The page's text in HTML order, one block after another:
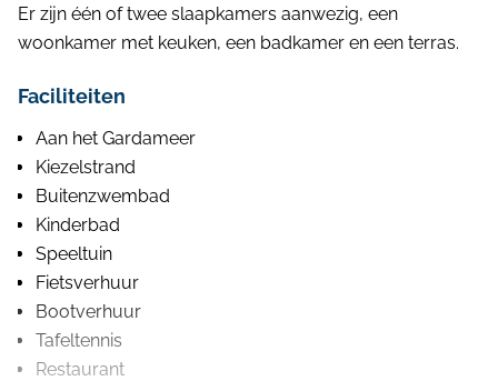
Er zijn één of twee slaapkamers aanwezig, een
woonkamer met keuken, een badkamer en een terras.
Faciliteiten
Aan het Gardameer
Kiezelstrand
Buitenzwembad
Kinderbad
Speeltuin
Fietsverhuur
Bootverhuur
Tafeltennis
Restaurant